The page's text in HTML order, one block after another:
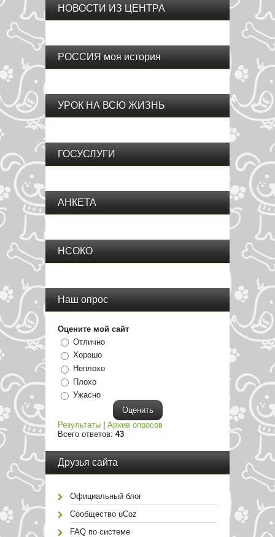
НОВОСТИ ИЗ ЦЕНТРА
РОССИЯ моя история
УРОК НА ВСЮ ЖИЗНЬ
ГОСУСЛУГИ
АНКЕТА
НСОКО
Наш опрос
Оцените мой сайт
Отлично
Хорошо
Неплохо
Плохо
Ужасно
Результаты | Архив опросов
Всего ответов: 43
Друзья сайта
Официальный блог
Сообщество uCoz
FAQ по системе